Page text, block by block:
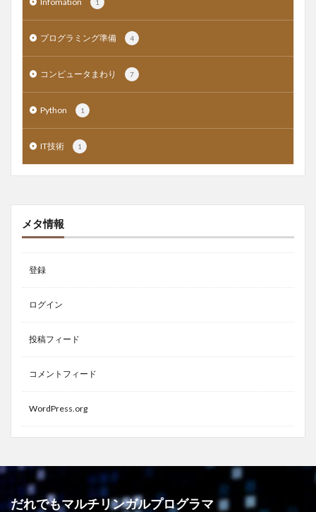
1
プログラミング準備 4
コンピュータまわり 7
Python 1
IT技術 1
メタ情報
登録
ログイン
投稿フィード
コメントフィード
WordPress.org
だれでもマルチリンガルプログラマ